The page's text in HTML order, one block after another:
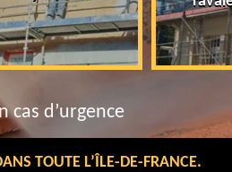
cas d’urgence
TOUTE L’ÎLE-DE-FRANCE.